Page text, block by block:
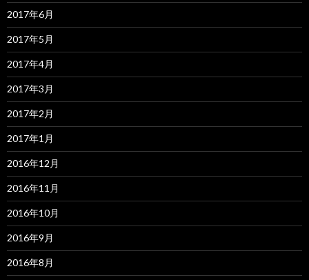
2017年6月
2017年5月
2017年4月
2017年3月
2017年2月
2017年1月
2016年12月
2016年11月
2016年10月
2016年9月
2016年8月